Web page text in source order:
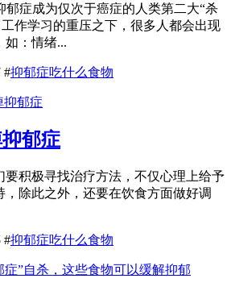
郁症成为仅次于癌症的人类第二大“杀
作学习的重压之下，很多人都会出现
如：情绪...
#抑郁症吃什么食物
郁症
要积极寻找治疗方法，不仅心理上给予
除此之外，还要在饮食方面做好调
#抑郁症吃什么食物